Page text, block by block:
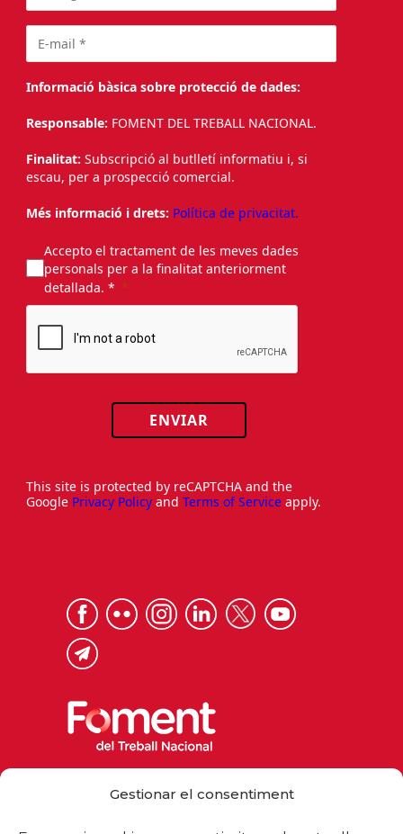
Gestionar el consentiment
Informació bàsica sobre protecció de dades:
Responsable: FOMENT DEL TREBALL NACIONAL.
Finalitat: Subscripció al butlletí informatiu i, si
escau, per a prospecció comercial.
Més informació i drets: Política de privacitat.
Accepto el tractament de les meves dades
personals per a la finalitat anteriorment
detallada. *
ENVIAR
This site is protected by reCAPTCHA and the
Google Privacy Policy and Terms of Service apply.
foment@foment.com